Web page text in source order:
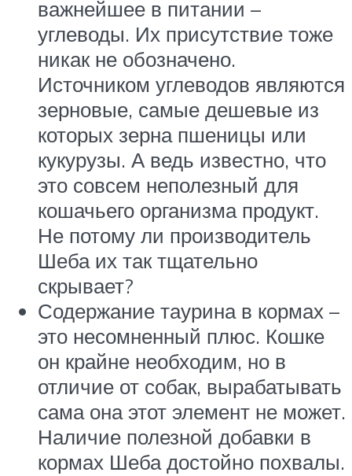
важнейшее в питании –
углеводы. Их присутствие тоже
никак не обозначено.
Источником углеводов являются
зерновые, самые дешевые из
которых зерна пшеницы или
кукурузы. А ведь известно, что
это совсем неполезный для
кошачьего организма продукт.
Не потому ли производитель
Шеба их так тщательно
скрывает?
Содержание таурина в кормах –
это несомненный плюс. Кошке
он крайне необходим, но в
отличие от собак, вырабатывать
сама она этот элемент не может.
Наличие полезной добавки в
кормах Шеба достойно похвалы.